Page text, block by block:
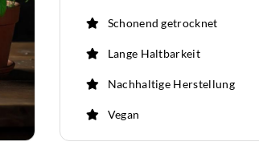
Schonend getrocknet
Lange Haltbarkeit
Nachhaltige Herstellung
Vegan